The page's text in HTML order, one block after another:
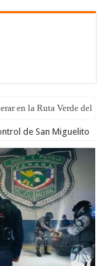
en la Ruta Verde del
de San Miguelito